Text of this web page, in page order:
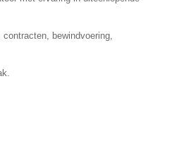
bewindvoering,